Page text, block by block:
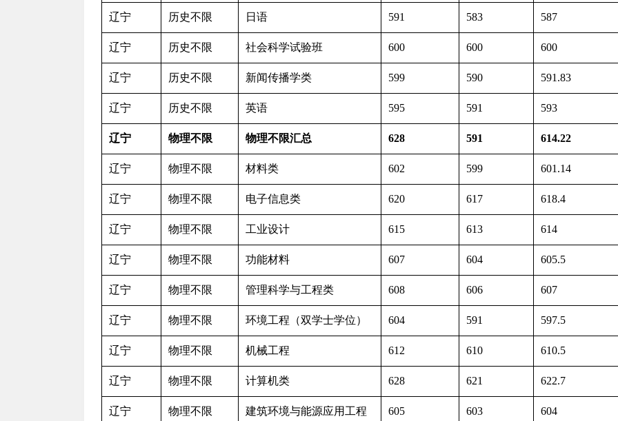
辽宁 历史不限 日语 591 583 587
辽宁 历史不限 社会科学试验班 600 600 600
辽宁 历史不限 新闻传播学类 599 590 591.83
辽宁 历史不限 英语 595 591 593
辽宁 物理不限 物理不限汇总 628 591 614.22
辽宁 物理不限 材料类 602 599 601.14
辽宁 物理不限 电子信息类 620 617 618.4
辽宁 物理不限 工业设计 615 613 614
辽宁 物理不限 功能材料 607 604 605.5
辽宁 物理不限 管理科学与工程类 608 606 607
辽宁 物理不限 环境工程（双学士学位） 604 591 597.5
辽宁 物理不限 机械工程 612 610 610.5
辽宁 物理不限 计算机类 628 621 622.7
辽宁 物理不限 建筑环境与能源应用工程 605 603 604